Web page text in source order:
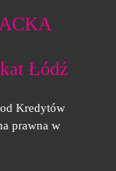
Łódź
Kredytów
prawna w